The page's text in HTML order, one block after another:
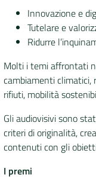
Innovazione e
Tutelare e
Ridurre
Molti i temi affrontati
cambiamenti climatici,
rifiuti, mobilità
Gli audiovisivi sono
criteri di originalità,
contenuti con gli
I premi